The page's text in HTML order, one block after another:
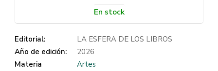
En stock
Editorial:
LA ESFERA DE LOS LIBROS
Año de edición:
2026
Materia
Artes